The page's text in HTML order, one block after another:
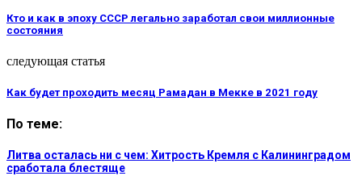
Кто и как в эпоху СССР легально заработал свои миллионные
состояния
следующая статья
Как будет проходить месяц Рамадан в Мекке в 2021 году
По теме:
Литва осталась ни с чем: Хитрость Кремля с Калининградом
сработала блестяще